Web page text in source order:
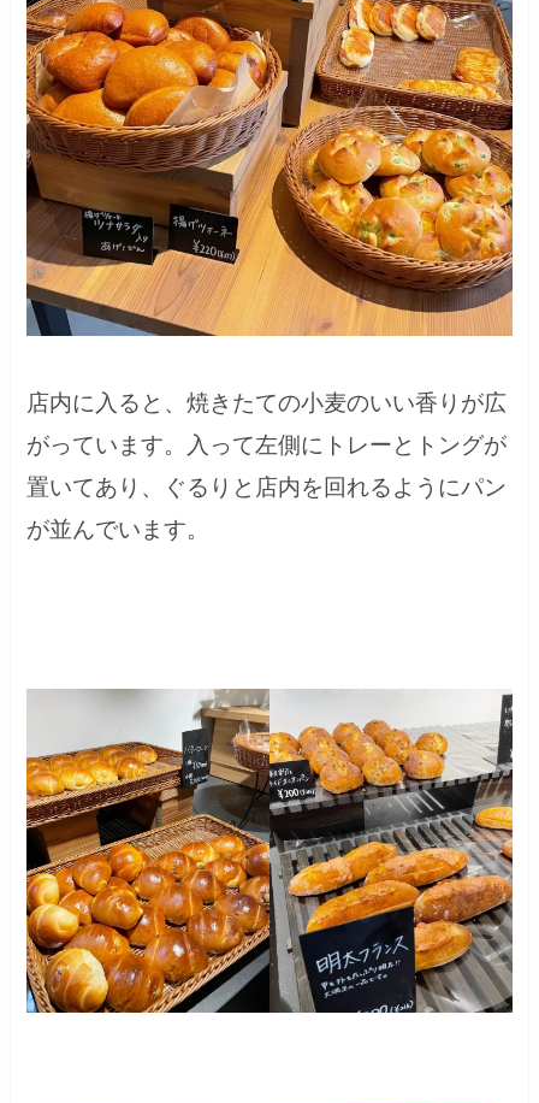
店内に入ると、焼きたての小麦のいい香りが広
がっています。入って左側にトレーとトングが
置いてあり、ぐるりと店内を回れるようにパン
が並んでいます。